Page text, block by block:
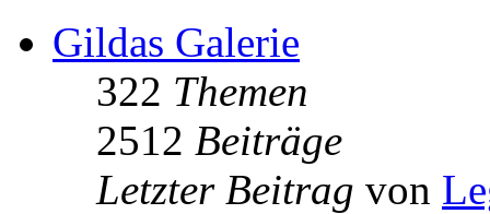
Gildas Galerie
322 Themen
2512 Beiträge
Letzter Beitrag von